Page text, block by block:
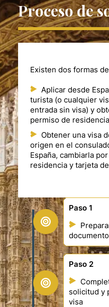
Proceso de
Existen dos formas
Aplicar desde
turista (o cualquier
entrada sin visa) y
permiso de
Obtener una visa
origen en el
España, cambiarla
residencia y tarjeta
Paso 1
Paso 2
solicitud y
visa